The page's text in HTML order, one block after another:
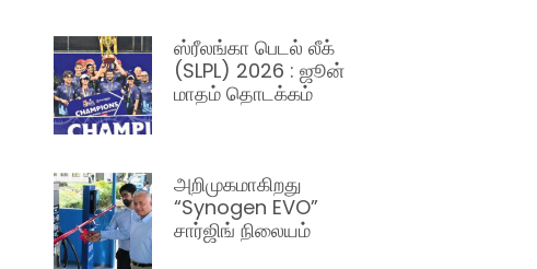
ஸ்ரீலங்கா பெடல் லீக்
(SLPL) 2026 : ஜூன்
மாதம் தொடக்கம்
அறிமுகமாகிறது
“Synogen EVO”
சார்ஜிங் நிலையம்